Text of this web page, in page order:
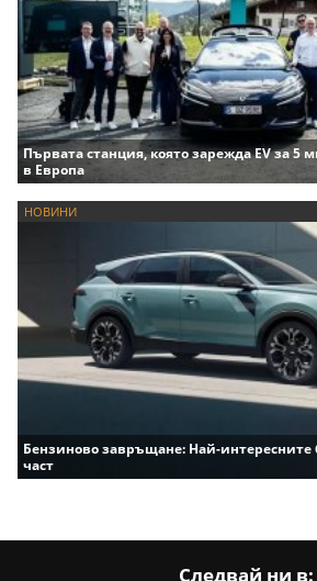
Първата станция, която зарежда EV за 5
в Европа
НОВИНИ
Бензиново завръщане: Най-
част
Следвай ни в: